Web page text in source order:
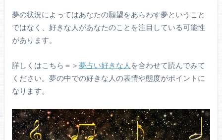
夢の状況によってはあなたの願望をあらわす夢ということ
ではなく、好きな人があなたのことを注目している可能性
があります。
詳しくはこちら＝＞ 夢占い好きな人 を合わせて読んでみて
ください。夢の中での好きな人の表情や態度がポイントに
なります。